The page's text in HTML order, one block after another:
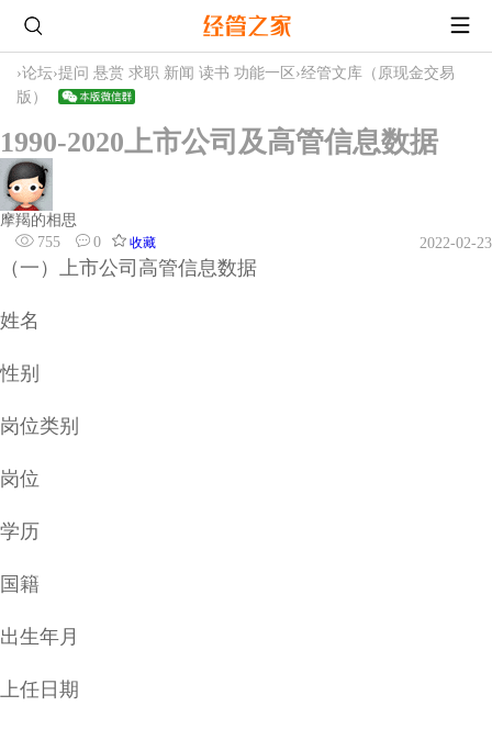
›论坛›提问 悬赏 求职 新闻 读书 功能一区 ›经管文库（原现金交易
版）
1990-2020上市公司及高管信息数据
摩羯的相思
755
0 收藏 2022-02-23
（一）上市公司高管信息数据
姓名
性别
岗位类别
岗位
学历
国籍
出生年月
上任日期